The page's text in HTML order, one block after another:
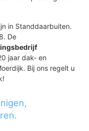
in Standdaarbuiten.
De
jaar dak- en
Bij ons regelt u